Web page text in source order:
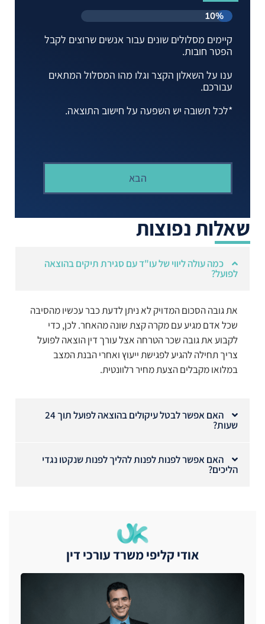
10%
קיימים מסלולים שונים עבור אנשים שרוצים לקבל
הפטר חובות.
ענו על השאלון הקצר וגלו מהו המסלול המתאים
עבורכם.
*לכל תשובה יש השפעה על חישוב התוצאה.
הבא
שאלות נפוצות
כמה עולה ליווי של עו"ד עם סגירת תיקים בהוצאה
לפועל?
את גובה הסכום המדויק לא ניתן לדעת כבר עכשיו מהסיבה
שכל אדם מגיע עם מקרה קצת שונה מהאחר. לכן, כדי
לקבוע את גובה שכר הטרחה אצל עורך דין הוצאה לפועל
צריך תחילה להגיע לפגישת ייעוץ ואחרי הבנת המצב
במלואו מקבלים הצעת מחיר רלוונטית.
האם אפשר לבטל עיקולים בהוצאה לפועל תוך 24
שעות?
האם אפשר לפנות לפנות להליך לפנות שנקטו נגדי
הליכים?
אודי קליפי משרד עורכי דין